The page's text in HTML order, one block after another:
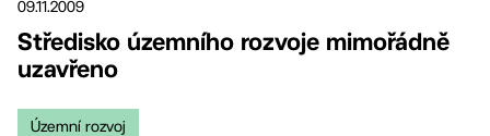
09.11.2009
Středisko územního rozvoje mimořádně
uzavřeno
Územní rozvoj